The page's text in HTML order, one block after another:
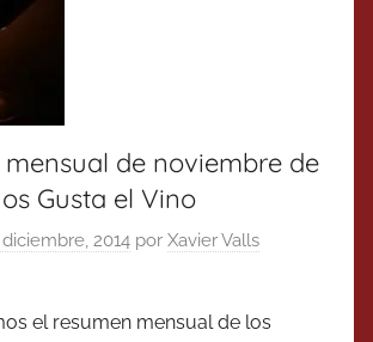
mensual de noviembre de
Gusta el Vino
diciembre, 2014 por Xavier Valls
el resumen mensual de los